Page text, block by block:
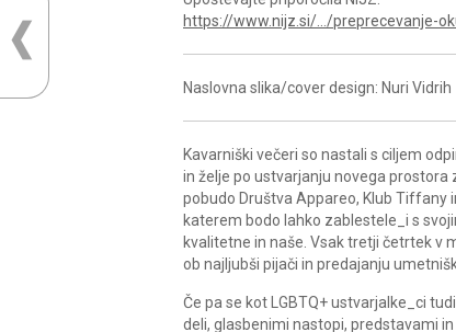
https://www.nijz.si/…/preprecevanje-
Naslovna slika/cover design: Nuri Vidrih
Kavarniški večeri so nastali s ciljem
in želje po ustvarjanju novega prostora
pobudo Društva Appareo, Klub Tiffany
katerem bodo lahko zablestele_i s
kvalitetne in naše. Vsak tretji četrtek v
ob najljubši pijači in predajanju
Če pa se kot LGBTQ+ ustvarjalke_ci
deli, glasbenimi nastopi, predstavami